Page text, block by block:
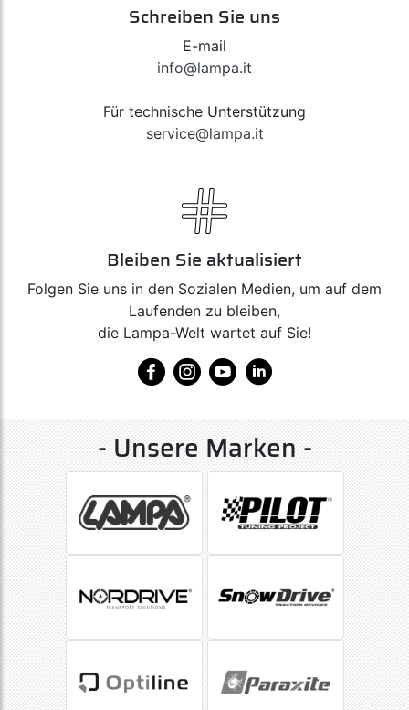
Schreiben Sie uns
E-mail
info@lampa.it
Für technische Unterstützung
service@lampa.it
Bleiben Sie aktualisiert
Folgen Sie uns in den Sozialen Medien, um auf dem
Laufenden zu bleiben,
die Lampa-Welt wartet auf Sie!
- Unsere Marken -